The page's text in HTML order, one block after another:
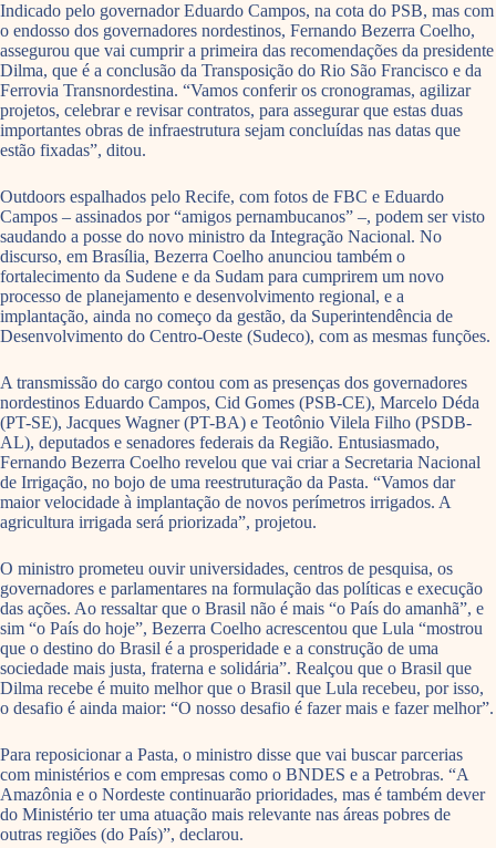
Indicado pelo governador Eduardo Campos, na cota do PSB, mas com
o endosso dos governadores nordestinos, Fernando Bezerra Coelho,
assegurou que vai cumprir a primeira das recomendações da presidente
Dilma, que é a conclusão da Transposição do Rio São Francisco e da
Ferrovia Transnordestina. “Vamos conferir os cronogramas, agilizar
projetos, celebrar e revisar contratos, para assegurar que estas duas
importantes obras de infraestrutura sejam concluídas nas datas que
estão fixadas”, ditou.
Outdoors espalhados pelo Recife, com fotos de FBC e Eduardo
Campos – assinados por “amigos pernambucanos” –, podem ser visto
saudando a posse do novo ministro da Integração Nacional. No
discurso, em Brasília, Bezerra Coelho anunciou também o
fortalecimento da Sudene e da Sudam para cumprirem um novo
processo de planejamento e desenvolvimento regional, e a
implantação, ainda no começo da gestão, da Superintendência de
Desenvolvimento do Centro-Oeste (Sudeco), com as mesmas funções.
A transmissão do cargo contou com as presenças dos governadores
nordestinos Eduardo Campos, Cid Gomes (PSB-CE), Marcelo Déda
(PT-SE), Jacques Wagner (PT-BA) e Teotônio Vilela Filho (PSDB-
AL), deputados e senadores federais da Região. Entusiasmado,
Fernando Bezerra Coelho revelou que vai criar a Secretaria Nacional
de Irrigação, no bojo de uma reestruturação da Pasta. “Vamos dar
maior velocidade à implantação de novos perímetros irrigados. A
agricultura irrigada será priorizada”, projetou.
O ministro prometeu ouvir universidades, centros de pesquisa, os
governadores e parlamentares na formulação das políticas e execução
das ações. Ao ressaltar que o Brasil não é mais “o País do amanhã”, e
sim “o País do hoje”, Bezerra Coelho acrescentou que Lula “mostrou
que o destino do Brasil é a prosperidade e a construção de uma
sociedade mais justa, fraterna e solidária”. Realçou que o Brasil que
Dilma recebe é muito melhor que o Brasil que Lula recebeu, por isso,
o desafio é ainda maior: “O nosso desafio é fazer mais e fazer melhor”.
Para reposicionar a Pasta, o ministro disse que vai buscar parcerias
com ministérios e com empresas como o BNDES e a Petrobras. “A
Amazônia e o Nordeste continuarão prioridades, mas é também dever
do Ministério ter uma atuação mais relevante nas áreas pobres de
outras regiões (do País)”, declarou.